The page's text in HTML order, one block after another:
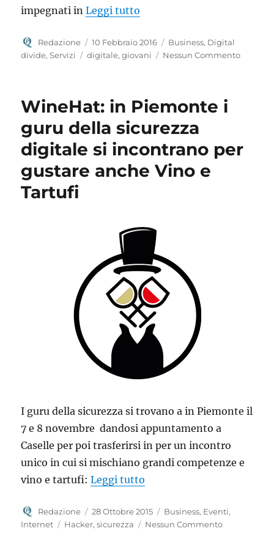
impegnati inLeggi tutto
Autore
Redazione
Pubblicato
il
10 Febbraio 2016 Categorie
Business, Digital
divide,Servizi Tag
digitale,giovani Nessun Commento
WineHat: in Piemonte i
guru della sicurezza
digitale si incontrano per
gustare anche Vino e
Tartufi
I guru della sicurezza si trovano a in Piemonte il
7 e 8 novembre dandosi appuntamento a
Caselle per poi trasferirsi in per un incontro
unico in cui si mischiano grandi competenze e
vino e tartufi:Leggi tutto
Autore
Redazione
Pubblicato
il
28 Ottobre 2015 Categorie
Business, Eventi,
Internet
Tag
Hacker,sicurezza Nessun Commento